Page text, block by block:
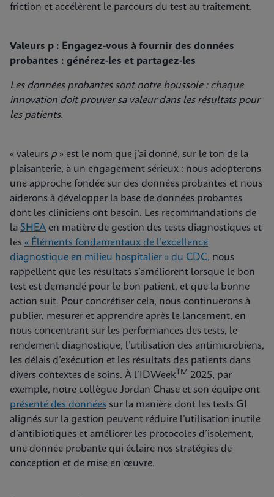
friction et accélèrent le parcours du test au traitement.
Valeurs p : Engagez-vous à fournir des données
probantes : générez-les et partagez-les
Les données probantes sont notre boussole : chaque
innovation doit prouver sa valeur dans les résultats pour
les patients.
« valeurs p » est le nom que j’ai donné, sur le ton de la
plaisanterie, à un engagement sérieux : nous adopterons
une approche fondée sur des données probantes et nous
aiderons à développer la base de données probantes
dont les cliniciens ont besoin. Les recommandations de
la SHEA en matière de gestion des tests diagnostiques et
les « Éléments fondamentaux de l’excellence
diagnostique en milieu hospitalier » du CDC, nous
rappellent que les résultats s’améliorent lorsque le bon
test est demandé pour le bon patient, et que la bonne
action suit. Pour concrétiser cela, nous continuerons à
publier, mesurer et apprendre après le lancement, en
nous concentrant sur les performances des tests, le
rendement diagnostique, l’utilisation des antimicrobiens,
les délais d’exécution et les résultats des patients dans
divers contextes de soins. À l’IDWeekTM 2025, par
exemple, notre collègue Jordan Chase et son équipe ont
présenté des données sur la manière dont les tests GI
alignés sur la gestion peuvent réduire l’utilisation inutile
d’antibiotiques et améliorer les protocoles d’isolement,
une donnée probante qui éclaire nos stratégies de
conception et de mise en œuvre.